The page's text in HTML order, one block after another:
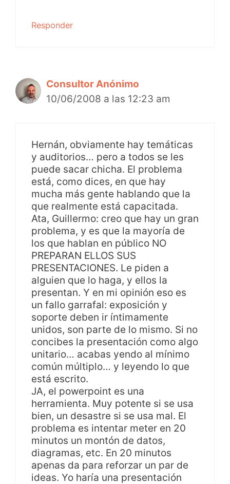
Responder
Consultor Anónimo
10/06/2008 a las 12:23 am
Hernán, obviamente hay temáticas
y auditorios… pero a todos se les
puede sacar chicha. El problema
está, como dices, en que hay
mucha más gente hablando que la
que realmente está capacitada.
Ata, Guillermo: creo que hay un gran
problema, y es que la mayoría de
los que hablan en público NO
PREPARAN ELLOS SUS
PRESENTACIONES. Le piden a
alguien que lo haga, y ellos la
presentan. Y en mi opinión eso es
un fallo garrafal: exposición y
soporte deben ir íntimamente
unidos, son parte de lo mismo. Si no
concibes la presentación como algo
unitario… acabas yendo al mínimo
común múltiplo… y leyendo lo que
está escrito.
JA, el powerpoint es una
herramienta. Muy potente si se usa
bien, un desastre si se usa mal. El
problema es intentar meter en 20
minutos un montón de datos,
diagramas, etc. En 20 minutos
apenas da para reforzar un par de
ideas. Yo haría una presentación